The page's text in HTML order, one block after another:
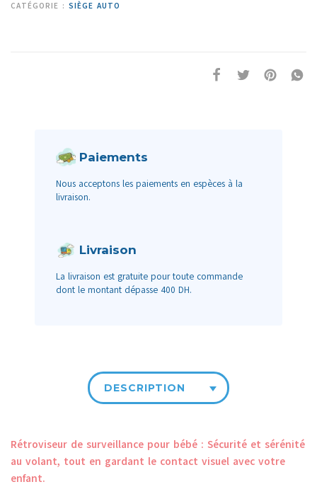
CATÉGORIE : SIÈGE AUTO
Paiements
Nous acceptons les paiements en espèces à la
livraison.
Livraison
La livraison est gratuite pour toute commande
dont le montant dépasse 400 DH.
DESCRIPTION
Rétroviseur de surveillance pour bébé : Sécurité et sérénité
au volant, tout en gardant le contact visuel avec votre
enfant.